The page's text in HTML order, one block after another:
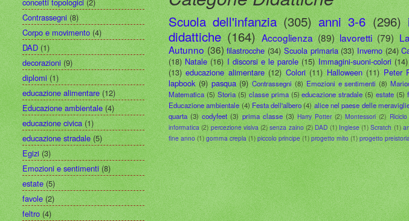
Scuola dell'infanzia (305) anni 3-6 (296)
didattiche (164) Accoglienza (89) lavoretti (79)
Autunno (36) filastrocche (34) Scuola primaria (33) Inverno (24)
(18) Natale (16) I discorsi e le parole (15) Immagini-suoni-colori (14)
(13) educazione alimentare (12) Colori (11) Halloween (11) Peter
lapbook (9) pasqua (9) Contrassegni (8) Emozioni e sentimenti (8)
Matematica (5) Storia (5) classe prima (5) educazione stradale (5) estate (5)
Educazione ambientale (4) Festa dell'albero (4) alice nel paese delle
quarta (3) codyfeet (3) prima classe (3) Harry Potter (2) Montessori (2) Riciclo
informatica (2) percezione visiva (2) senza zaino (2) DAD (1) Inglese (1) Scratch (1)
fine anno (1) gomma crepla (1) piccolo principe (1) progetto mito (1) progetto
Contrassegni (8)
Corpo e movimento (4)
DAD (1)
decorazioni (9)
diplomi (1)
educazione alimentare (12)
Educazione ambientale (4)
educazione civica (1)
educazione stradale (5)
Egizi (3)
Emozioni e sentimenti (8)
estate (5)
favole (2)
feltro (4)